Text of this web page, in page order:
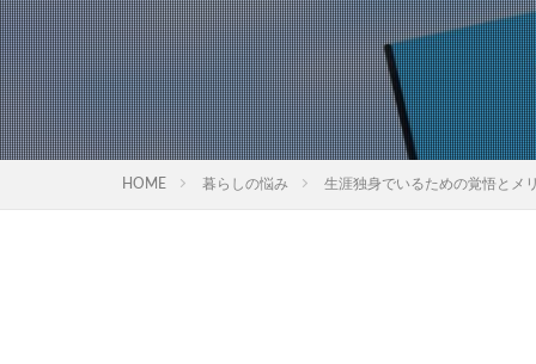
HOME 暮らしの悩み 生涯独身でいるための覚悟とメ